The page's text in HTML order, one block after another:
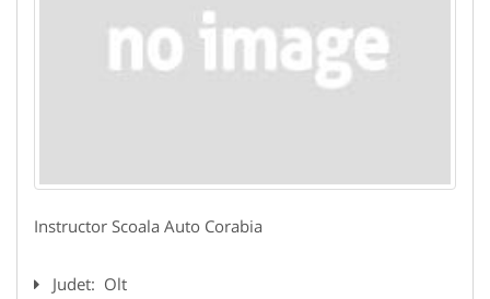
Instructor Scoala Auto Corabia
Judet: Olt